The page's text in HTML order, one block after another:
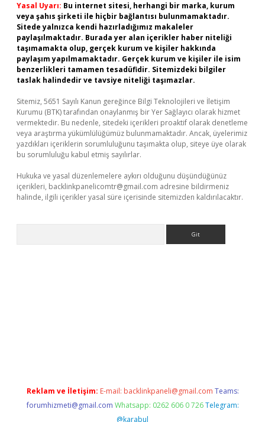
Yasal Uyarı: Bu internet sitesi, herhangi bir marka, kurum
veya şahıs şirketi ile hiçbir bağlantısı bulunmamaktadır.
Sitede yalnızca kendi hazırladığımız makaleler
paylaşılmaktadır. Burada yer alan içerikler haber niteliği
taşımamakta olup, gerçek kurum ve kişiler hakkında
paylaşım yapılmamaktadır. Gerçek kurum ve kişiler ile isim
benzerlikleri tamamen tesadüfidir. Sitemizdeki bilgiler
taslak halindedir ve tavsiye niteliği taşımazlar.
Sitemiz, 5651 Sayılı Kanun gereğince Bilgi Teknolojileri ve İletişim
Kurumu (BTK) tarafından onaylanmış bir Yer Sağlayıcı olarak hizmet
vermektedir. Bu nedenle, sitedeki içerikleri proaktif olarak denetleme
veya araştırma yükümlülüğümüz bulunmamaktadır. Ancak, üyelerimiz
yazdıkları içeriklerin sorumluluğunu taşımakta olup, siteye üye olarak
bu sorumluluğu kabul etmiş sayılırlar.
Hukuka ve yasal düzenlemelere aykırı olduğunu düşündüğünüz
içerikleri, backlinkpanelicomtr@gmail.com adresine bildirmeniz
halinde, ilgili içerikler yasal süre içerisinde sitemizden kaldırılacaktır.
Reklam ve İletişim: E-mail: backlinkpaneli@gmail.com Teams:
forumhizmeti@gmail.com Whatsapp: 0262 606 0 726 Telegram:
@karabul